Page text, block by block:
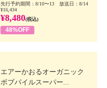
先行予約期間：8/10〜13 放送日：8/14
¥16,434
¥8,480(税込)
48%OFF
エアーかおるオーガニック
ボブパイルスーパー...